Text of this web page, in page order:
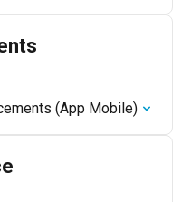
(App Mobile)